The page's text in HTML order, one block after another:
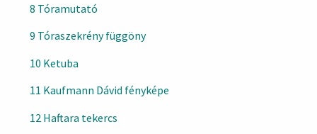
8 Tóramutató
9 Tóraszekrény függöny
10 Ketuba
11 Kaufmann Dávid fényképe
12 Haftara tekercs